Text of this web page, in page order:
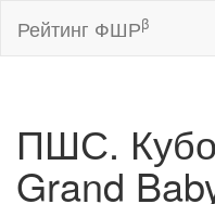
Рейтинг ФШРβ
ПШС.
Grand